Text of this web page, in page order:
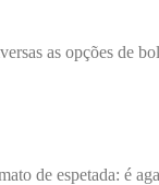
as opções de
de espetada: é